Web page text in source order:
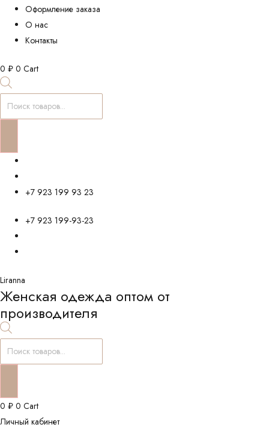
Оформление заказа
О нас
Контакты
0 ₽ 0 Cart
Поиск
товаров
+7 923 199 93 23
+7 923 199-93-23
Liranna
Женская одежда оптом от
производителя
Поиск
товаров
0 ₽ 0 Cart
Личный кабинет